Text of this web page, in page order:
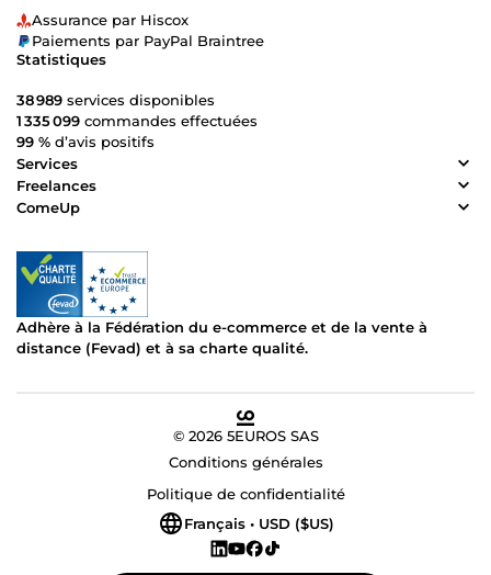
Assurance par Hiscox
Paiements par PayPal Braintree
Statistiques
38 989 services disponibles
1 335 099 commandes effectuées
99 % d’avis positifs
Services
Freelances
ComeUp
Adhère à la Fédération du e-commerce et de la vente à
distance (Fevad) et à sa charte qualité.
© 2026 5EUROS SAS
Conditions générales
Politique de confidentialité
Français • USD ($US)